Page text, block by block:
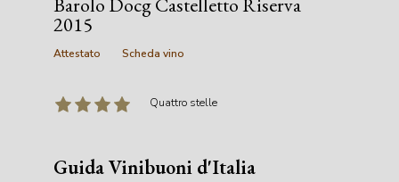
2015
Attestato Scheda vino
Quattro stelle
Guida Vinibuoni d'Italia